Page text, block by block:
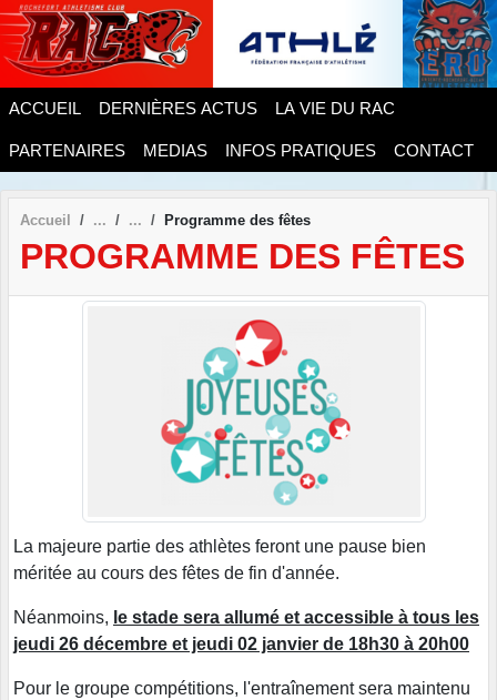
ACCUEIL DERNIÈRES ACTUS LA VIE DU RAC
PARTENAIRES MEDIAS INFOS PRATIQUES CONTACT
Accueil Programme des fêtes
PROGRAMME DES FÊTES
La majeure partie des athlètes feront une pause bien
méritée au cours des fêtes de fin d'année.
Néanmoins, le stade sera allumé et accessible à tous les
jeudi 26 décembre et jeudi 02 janvier de 18h30 à 20h00
Pour le groupe compétitions, l'entraînement sera maintenu
Panneau de gestion des cookies